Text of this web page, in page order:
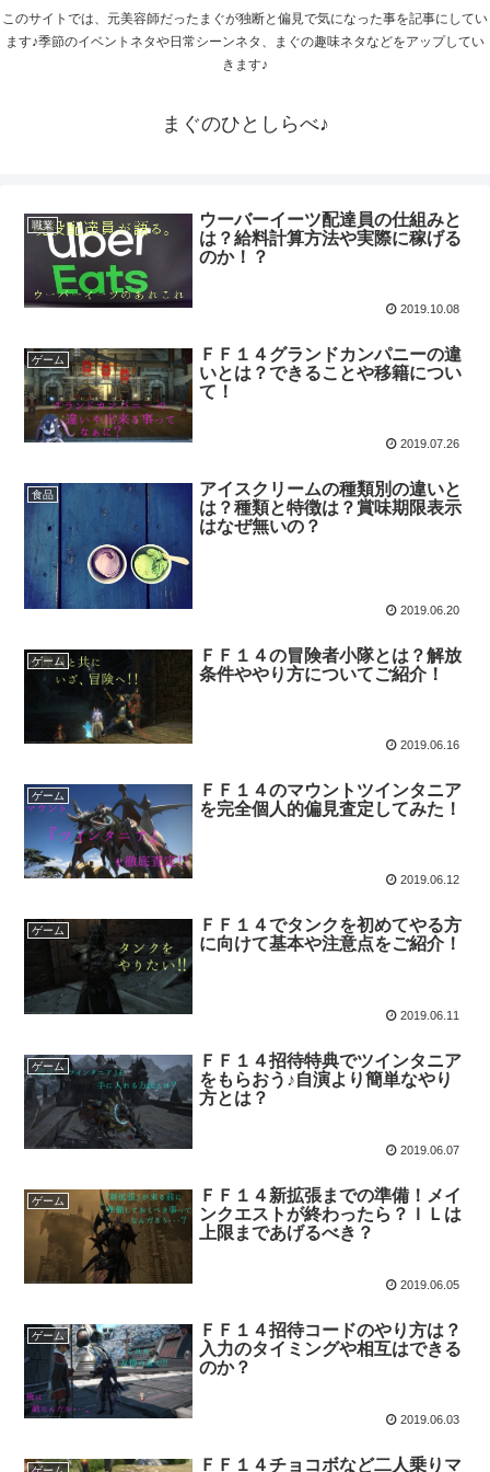
このサイトでは、元美容師だったまぐが独断と偏見で気になった事を記事にしてい
ます♪季節のイベントネタや日常シーンネタ、まぐの趣味ネタなどをアップしてい
きます♪
まぐのひとしらべ♪
職業
ウーバーイーツ配達員の仕組みと
は？給料計算方法や実際に稼げる
のか！？
2019.10.08
ゲーム
ＦＦ１４グランドカンパニーの違
いとは？できることや移籍につい
て！
2019.07.26
食品
アイスクリームの種類別の違いと
は？種類と特徴は？賞味期限表示
はなぜ無いの？
2019.06.20
ゲーム
ＦＦ１４の冒険者小隊とは？解放
条件ややり方についてご紹介！
2019.06.16
ゲーム
ＦＦ１４のマウントツインタニア
を完全個人的偏見査定してみた！
2019.06.12
ゲーム
ＦＦ１４でタンクを初めてやる方
に向けて基本や注意点をご紹介！
2019.06.11
ゲーム
ＦＦ１４招待特典でツインタニア
をもらおう♪自演より簡単なやり
方とは？
2019.06.07
ゲーム
ＦＦ１４新拡張までの準備！メイ
ンクエストが終わったら？ＩＬは
上限まであげるべき？
2019.06.05
ゲーム
ＦＦ１４招待コードのやり方は？
入力のタイミングや相互はできる
のか？
2019.06.03
ＦＦ１４チョコボなど二人乗りマ